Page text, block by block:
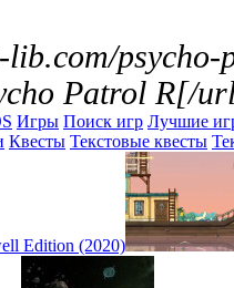
psycho-
Patrol R[/
Игры Поиск игр Лучшие
Квесты Текстовые квесты
Edition (2020)